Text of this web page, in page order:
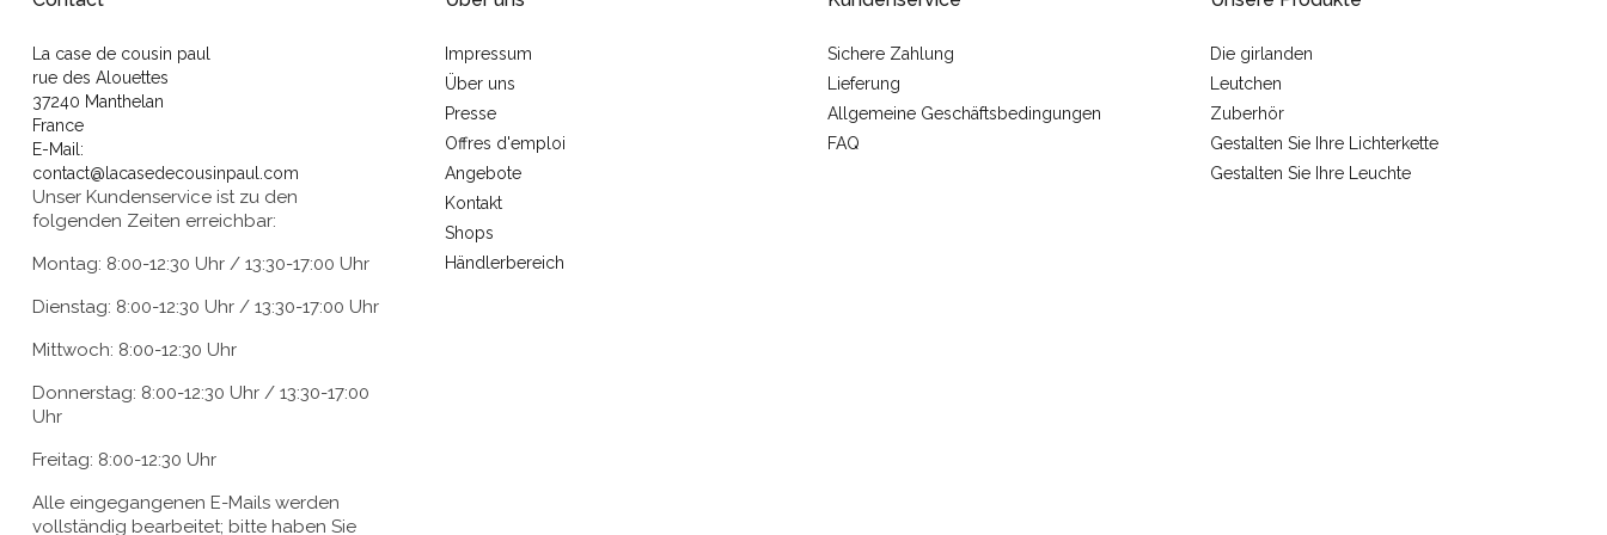
La case de cousin paul
rue des Alouettes
37240 Manthelan
France
E-Mail:
contact@lacasedecousinpaul.com
Unser Kundenservice ist zu den
folgenden Zeiten erreichbar:
Montag: 8:00-12:30 Uhr / 13:30-17:00 Uhr
Dienstag: 8:00-12:30 Uhr / 13:30-17:00 Uhr
Mittwoch: 8:00-12:30 Uhr
Donnerstag: 8:00-12:30 Uhr / 13:30-17:00
Uhr
Freitag: 8:00-12:30 Uhr
Alle eingegangenen E-Mails werden
vollständig bearbeitet; bitte haben Sie
Impressum
Über uns
Presse
Offres d'emploi
Angebote
Kontakt
Shops
Händlerbereich
Sichere Zahlung
Lieferung
Allgemeine Geschäftsbedingungen
FAQ
Die girlanden
Leutchen
Zuberhör
Gestalten Sie Ihre Lichterkette
Gestalten Sie Ihre Leuchte